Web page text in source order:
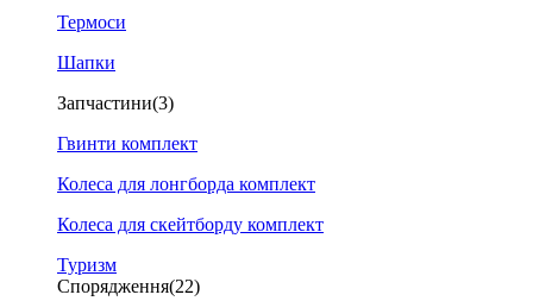
Термоси
Шапки
Запчастини(3)
Гвинти комплект
Колеса для лонгборда комплект
Колеса для скейтборду комплект
Туризм
Спорядження(22)